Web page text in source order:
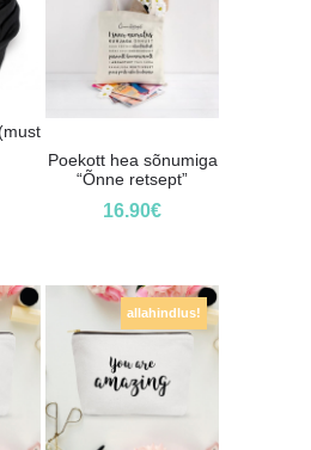
Poekott hea sõnumiga
“Õnne retsept”
16.90€
allahindlus!